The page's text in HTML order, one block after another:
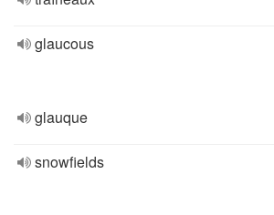
glaucous
glauque
snowfields